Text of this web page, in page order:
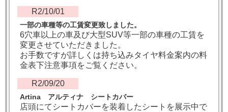
R2/10/01
一部の車種等の工賃変更致しました。
6穴車以上の車及び大型SUV等一部の車種の工賃を
変更させていただきました。
お手数ですが詳しくは持ち込みタイヤ料金案内の料
金表下注意事項をご覧ください。
R2/09/20
Artina アルティナ シートカバー
店頭にてシートカバーを装着したシートを展示中で